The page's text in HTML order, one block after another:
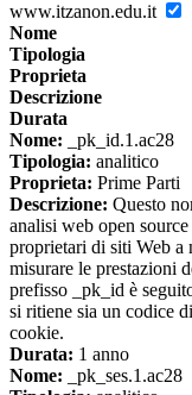
www.itzanon.edu.it
Nome
Tipologia
Proprieta
Descrizione
Durata
Nome: _pk_id.1.ac28
Tipologia: analitico
Proprieta: Prime Parti
Descrizione: Questo
analisi web open
proprietari di siti Web a
misurare le prestazioni
prefisso _pk_id è
si ritiene sia un codice
cookie.
Durata: 1 anno
Nome: _pk_ses.1.ac28